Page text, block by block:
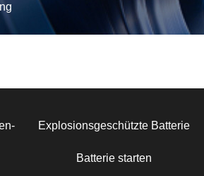
Explosionsgeschützte Batterie
Batterie starten